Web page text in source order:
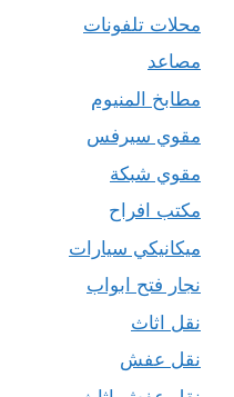
محلات تلفونات
مصاعد
مطابخ المنيوم
مقوي سيرفس
مقوي شبكة
مكتب افراح
ميكانيكي سيارات
نجار فتح ابواب
نقل اثاث
نقل عفش